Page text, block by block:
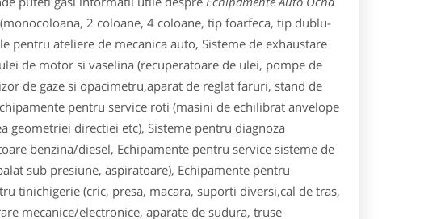
2 coloane, 4 coloane, tip foarfeca, tip dublu-
pentru ateliere de mecanica auto, Sisteme de exhaustare
de motor si vaselina (recuperatoare de ulei, pompe de
de gaze si opacimetru,aparat de reglat faruri, stand de
pentru service roti (masini de echilibrat anvelope
directiei etc), Sisteme pentru diagnoza
benzina/diesel, Echipamente pentru service sisteme de
sub presiune, aspiratoare), Echipamente pentru
tinichigerie (cric, presa, macara, suporti diversi,cal de tras,
mecanice/electronice, aparate de sudura, truse